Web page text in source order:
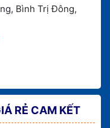
Bình Trị Đông,
RẺ CAM KẾT